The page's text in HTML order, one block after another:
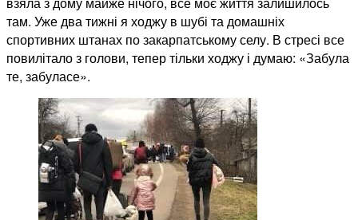
там. Уже два тижні я ходжу в шубі та домашніх
спортивних штанах по закарпатському селу. В стресі все
повилітало з голови, тепер тільки ходжу і думаю: «Забула
те, забуласе».